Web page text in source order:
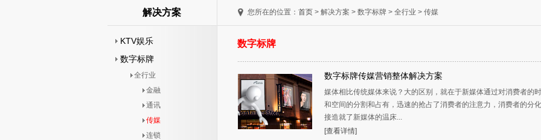
解决方案
KTV娱乐
数字标牌
全行业
金融
通讯
传媒
连锁
您所在的位置： 首页> 解决方案 > 数字标牌 > 全行业 > 传媒
数字标牌
数字标牌传媒营销整体解决方案
媒体相比传统媒体来说？大的区别，就在于新媒体通过对消费者的
和空间的分割和占有，迅速的抢占了消费者的注意力，消费者的分
接造就了新媒体的温床...
[查看详情]